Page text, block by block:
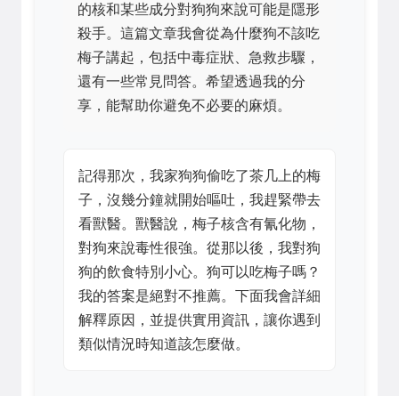
的核和某些成分對狗狗來說可能是隱形
殺手。這篇文章我會從為什麼狗不該吃
梅子講起，包括中毒症狀、急救步驟，
還有一些常見問答。希望透過我的分
享，能幫助你避免不必要的麻煩。
記得那次，我家狗狗偷吃了茶几上的梅
子，沒幾分鐘就開始嘔吐，我趕緊帶去
看獸醫。獸醫說，梅子核含有氰化物，
對狗來說毒性很強。從那以後，我對狗
狗的飲食特別小心。狗可以吃梅子嗎？
我的答案是絕對不推薦。下面我會詳細
解釋原因，並提供實用資訊，讓你遇到
類似情況時知道該怎麼做。